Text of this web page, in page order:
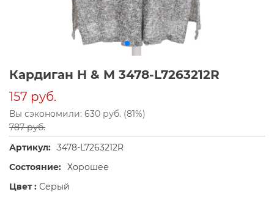
Кардиган H & M 3478-L7263212R
157 руб.
Вы сэкономили: 630 руб. (81%)
787 руб.
Артикул: 3478-L7263212R
Состояние: Хорошее
Цвет : Серый